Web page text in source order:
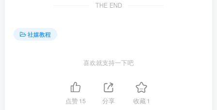
THE END
社媒教程
喜欢就支持一下吧
点赞15 分享 收藏1